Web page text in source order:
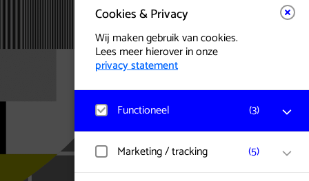
Cookies & Privacy
Wij maken gebruik van cookies.
Lees meer hierover in onze
privacy statement
Functioneel (3)
Matomo
gebruik wordt gemeten en
Marketing / tracking (5)